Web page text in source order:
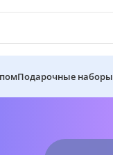
Подарочные наборы